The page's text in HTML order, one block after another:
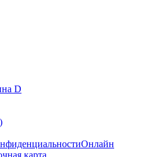
D
Онлайн
карта